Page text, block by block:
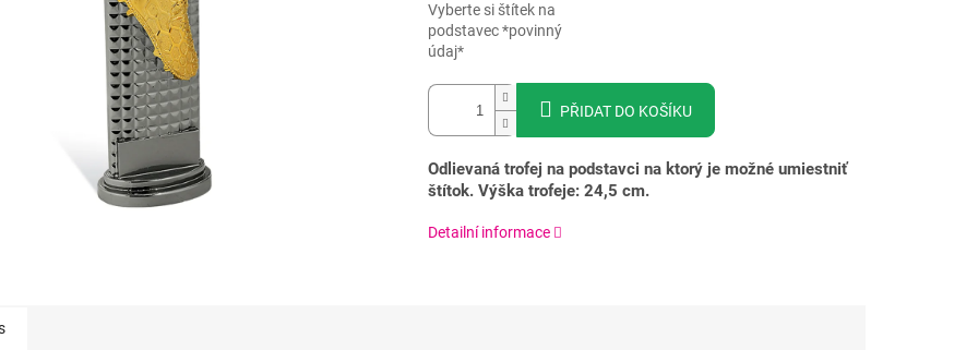
Vyberte si štítek na
podstavec *povinný
údaj*
PŘIDAT DO KOŠÍKU
Odlievaná trofej na podstavci na ktorý je možné umiestniť
štítok. Výška trofeje: 24,5 cm.
Detailní informace